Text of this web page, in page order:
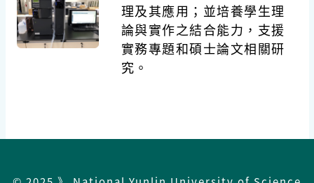
理及其應用；並培養學生理
論與實作之結合能力，支援
實務專題和碩士論文相關研
究。